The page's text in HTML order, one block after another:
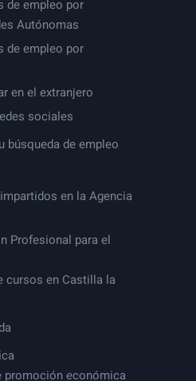
de empleo por
Autónomas
de empleo por
en el extranjero
sociales
búsqueda de empleo
en la Agencia
Profesional para el
cursos en Castilla la
promoción económica